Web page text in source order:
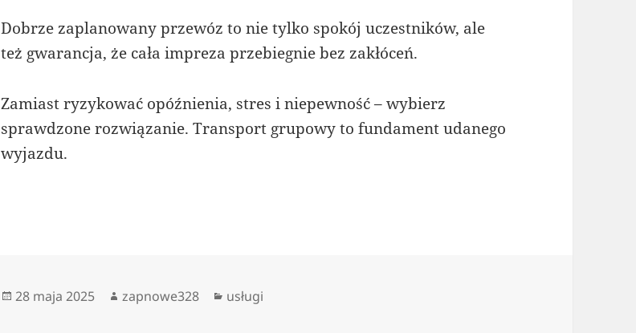
Dobrze zaplanowany przewóz to nie tylko spokój uczestników, ale
też gwarancja, że cała impreza przebiegnie bez zakłóceń.
Zamiast ryzykować opóźnienia, stres i niepewność – wybierz
sprawdzone rozwiązanie. Transport grupowy to fundament udanego
wyjazdu.
Data
28 maja 2025 Autor
zapnowe328 Kategorie
usługi